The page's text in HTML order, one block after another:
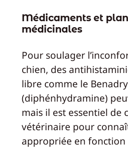
Médicaments et
médicinales
Pour soulager
chien, des
libre comme le
(diphénhydramine)
mais il est essentiel de
vétérinaire pour
appropriée en